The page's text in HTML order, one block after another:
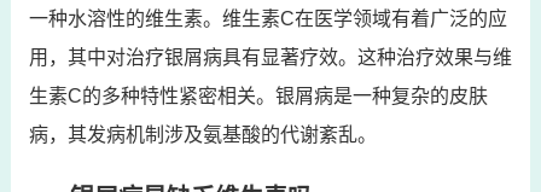
一种水溶性的维生素。维生素C在医学领域有着广泛的应
用，其中对治疗银屑病具有显著疗效。这种治疗效果与维
生素C的多种特性紧密相关。银屑病是一种复杂的皮肤
病，其发病机制涉及氨基酸的代谢紊乱。